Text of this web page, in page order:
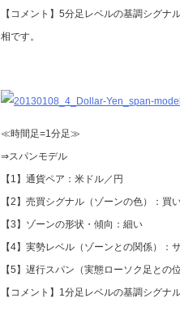
【コメント】5分足レベルの基調シグ
相です。
≪時間足=1分足≫
⇒スパンモデル
【1】通貨ペア：米ドル／円
【2】売買シグナル（ゾーンの色）：買
【3】ゾーンの形状・傾向：細い
【4】実勢レベル（ゾーンとの関係）：
【5】遅行スパン（実態ローソク足との
【コメント】1分足レベルの基調シグ